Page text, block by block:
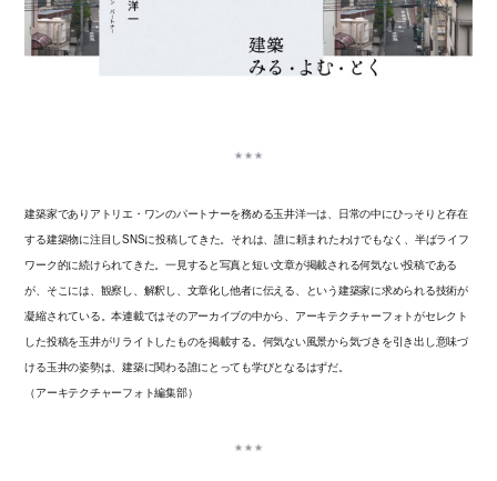
建築家でありアトリエ・ワンのパートナーを務める玉井洋一は、日常の中にひっそりと存在
する建築物に注目しSNSに投稿してきた。それは、誰に頼まれたわけでもなく、半ばライフ
ワーク的に続けられてきた。一見すると写真と短い文章が掲載される何気ない投稿である
が、そこには、観察し、解釈し、文章化し他者に伝える、という建築家に求められる技術が
凝縮されている。本連載ではそのアーカイブの中から、アーキテクチャーフォトがセレクト
した投稿を玉井がリライトしたものを掲載する。何気ない風景から気づきを引き出し意味づ
ける玉井の姿勢は、建築に関わる誰にとっても学びとなるはずだ。
（アーキテクチャーフォト編集部）